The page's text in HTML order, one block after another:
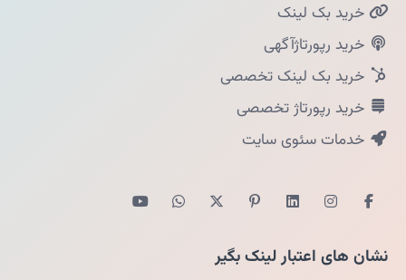
خرید بک لینک
خرید رپورتاژآگهی
خرید بک لینک تخصصی
خرید رپورتاژ تخصصی
خدمات سئوی سایت
نشان های اعتبار لینک بگیر